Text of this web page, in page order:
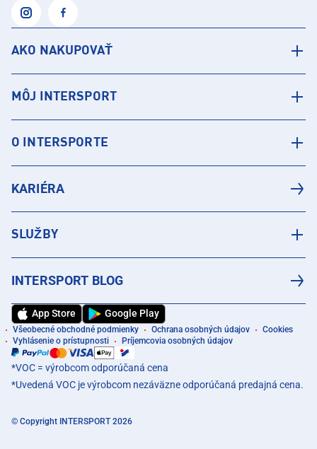
AKO NAKUPOVAŤ
MÔJ INTERSPORT
O INTERSPORTE
KARIÉRA
SLUŽBY
INTERSPORT BLOG
App Store Google Play
Všeobecné obchodné podmienky Ochrana osobných údajov
Cookies
Vyhlásenie o prístupnosti
Príjemcovia osobných údajov
*VOC = výrobcom odporúčaná cena
*Uvedená VOC je výrobcom nezáväzne odporúčaná predajná cena.
© Copyright INTERSPORT 2026